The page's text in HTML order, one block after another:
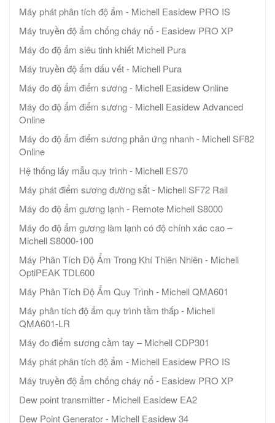
Máy phát phân tích độ ẩm - Michell Easidew PRO IS
Máy truyền độ ẩm chống cháy nổ - Easidew PRO XP
Máy đo độ ẩm siêu tinh khiết Michell Pura
Máy truyền độ ẩm dấu vết - Michell Pura
Máy đo độ ẩm điểm sương - Michell Easidew Online
Máy đo độ ẩm điểm sương - Michell Easidew Advanced
Online
Máy đo độ ẩm điểm sương phản ứng nhanh - Michell SF82
Online
Hệ thống lấy mẫu quy trình - Michell ES70
Máy phát điểm sương đường sắt - Michell SF72 Rail
Máy đo độ ẩm gương lạnh - Remote Michell S8000
Máy đo độ ẩm gương làm lạnh có độ chính xác cao –
Michell S8000-100
Máy Phân Tích Độ Ẩm Trong Khí Thiên Nhiên - Michell
OptiPEAK TDL600
Máy Phân Tích Độ Ẩm Quy Trình - Michell QMA601
Máy phân tích độ ẩm quy trình tầm thấp - Michell
QMA601-LR
Máy đo điểm sương cầm tay – Michell CDP301
Máy phát phân tích độ ẩm - Michell Easidew PRO IS
Máy truyền độ ẩm chống cháy nổ - Easidew PRO XP
Dew point transmitter - Michell Easidew EA2
Dew Point Generator - Michell Easidew 34